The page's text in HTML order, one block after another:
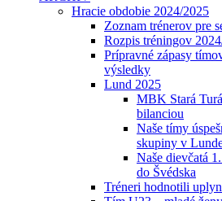
Hracie obdobie 2024/2025
Zoznam trénerov pre
Rozpis tréningov
Prípravné zápasy
výsledky
Lund 2025
MBK Stará
bilanciou
Naše tímy
skupiny v
Naše dievčatá
do Švédska
Tréneri hodnotili